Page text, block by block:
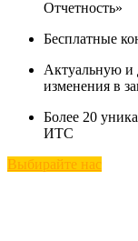
Отчетность»
Бесплатные
Актуальную и
изменения в
Более 20
ИТС
Выбирайте нас